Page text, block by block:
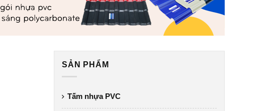
SẢN PHẨM
Tấm nhựa PVC